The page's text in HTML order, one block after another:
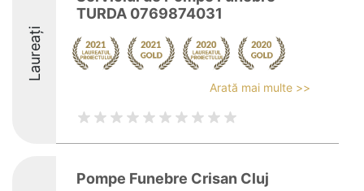
Laureați
TURDA 0769874031
Arată mai multe >>
Pompe Funebre Crisan Cluj